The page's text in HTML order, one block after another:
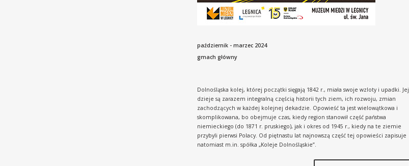
październik - marzec 2024
gmach główny
Dolnośląska kolej, której początki sięgają 1842 r., miała swoje wzloty i upadki. Jej
dzieje są zarazem integralną częścią historii tych ziem, ich rozwoju, zmian
zachodzących w każdej kolejnej dekadzie. Opowieść ta jest wielowątkowa i
skomplikowana, bo obejmuje czas, kiedy region stanowił część państwa
niemieckiego (do 1871 r. pruskiego), jak i okres od 1945 r., kiedy na te ziemie
przybyli pierwsi Polacy. Od piętnastu lat najnowszą część tej opowieści zapisuje
natomiast m.in. spółka „Koleje Dolnośląskie”.